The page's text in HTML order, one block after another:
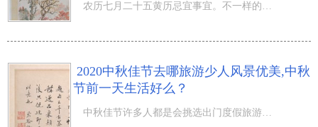
农历七月二十五黄历忌宜事宜。不一样的生活黄历是不一样的，农历七月生活怎样呢？ 阴历（农历）七月二十五
2020中秋佳节去哪旅游少人风景优美,中秋
节前一天生活好么？
中秋佳节许多人都是会挑选出门度假旅游，那麼中秋佳节去哪旅游少人风景优美,中秋节前一天生活好么？来到农